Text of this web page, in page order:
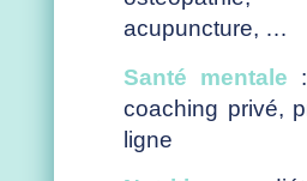
acupuncture, …
Santé mentale
coaching privé,
ligne